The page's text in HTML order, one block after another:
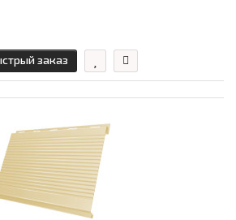
заказ